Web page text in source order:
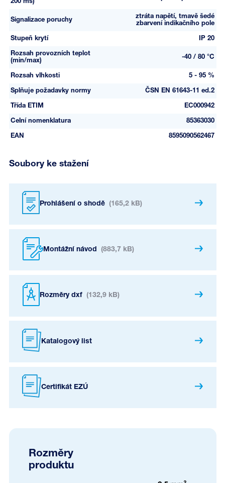
Signalizace poruchy
ztráta napětí, tmavě šedé
zbarvení indikačního pole
Stupeň krytí IP 20
Rozsah provozních teplot
(min/max)
-40 / 80 °C
Rozsah vlhkosti 5 - 95 %
Splňuje požadavky normy ČSN EN 61643-11 ed.2
Třída ETIM EC000942
Celní nomenklatura 85363030
EAN 8595090562467
Soubory ke stažení
Prohlášení o shodě (165,2 kB)
Montážní návod (883,7 kB)
Rozměry dxf (132,9 kB)
Katalogový list
Certifikát EZÚ
Rozměry
produktu